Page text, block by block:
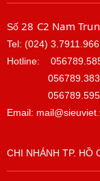
Số 28 C2 Nam
Tel: (024) 3.7911.966
Hotline:
Email:
CHI NHÁNH TP. HỒ